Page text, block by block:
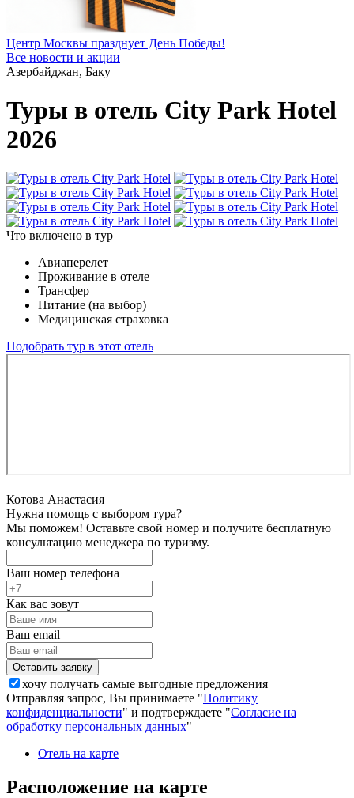
Центр Москвы празднует День Победы!
Все новости и акции
Азербайджан, Баку
Туры в отель City Park Hotel
2026
Что включено в тур
Авиаперелет
Проживание в отеле
Трансфер
Питание (на выбор)
Медицинская страховка
Подобрать тур в этот отель
Котова Анастасия
Нужна помощь с выбором тура?
Мы поможем! Оставьте свой номер и получите бесплатную
консультацию менеджера по туризму.
Ваш номер телефона
Как вас зовут
Ваш email
хочу получать самые выгодные предложения
Отправляя запрос, Вы принимаете "Политику
конфиденциальности" и подтверждаете "Согласие на
обработку персональных данных"
Отель на карте
Расположение на карте